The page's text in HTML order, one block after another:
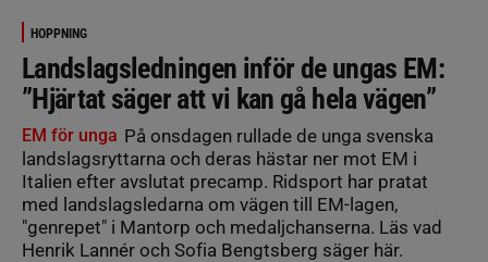
HOPPNING
Landslagsledningen inför de ungas EM:
”Hjärtat säger att vi kan gå hela vägen”
EM för unga På onsdagen rullade de unga svenska
landslagsryttarna och deras hästar ner mot EM i
Italien efter avslutat precamp. Ridsport har pratat
med landslagsledarna om vägen till EM-lagen,
"genrepet" i Mantorp och medaljchanserna. Läs vad
Henrik Lannér och Sofia Bengtsberg säger här.